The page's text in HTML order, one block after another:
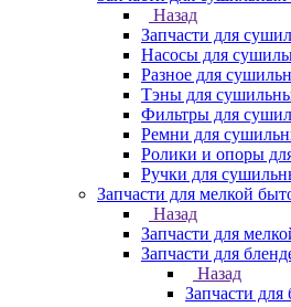
Назад
Запчасти для
Насосы для
Разное для
Тэны для
Фильтры для
Ремни для
Ролики и опоры
Ручки для
Запчасти для мелкой
Назад
Запчасти для
Запчасти для
Назад
Запчасти для